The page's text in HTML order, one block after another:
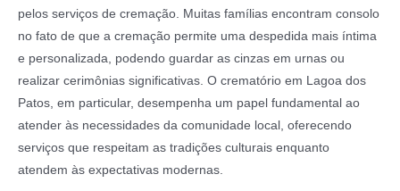
pelos serviços de cremação. Muitas famílias encontram consolo
no fato de que a cremação permite uma despedida mais íntima
e personalizada, podendo guardar as cinzas em urnas ou
realizar cerimônias significativas. O crematório em Lagoa dos
Patos, em particular, desempenha um papel fundamental ao
atender às necessidades da comunidade local, oferecendo
serviços que respeitam as tradições culturais enquanto
atendem às expectativas modernas.